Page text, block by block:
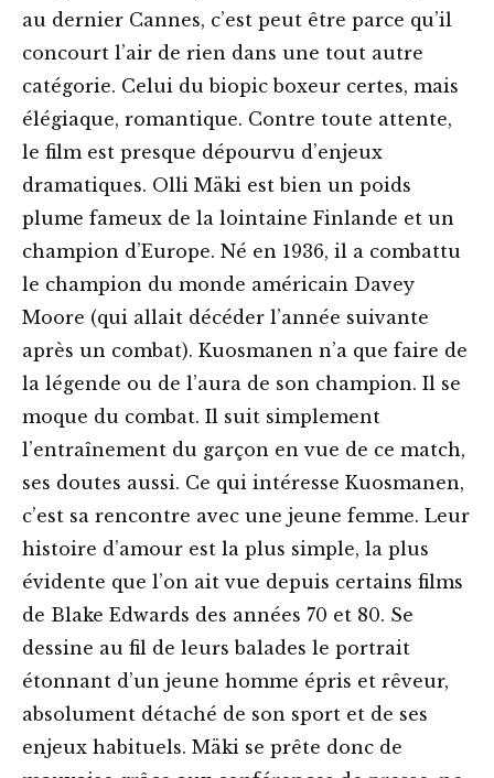
au dernier Cannes, c’est peut être parce qu’il
concourt l’air de rien dans une tout autre
catégorie. Celui du biopic boxeur certes, mais
élégiaque, romantique. Contre toute attente,
le film est presque dépourvu d’enjeux
dramatiques. Olli Mäki est bien un poids
plume fameux de la lointaine Finlande et un
champion d’Europe. Né en 1936, il a combattu
le champion du monde américain Davey
Moore (qui allait décéder l’année suivante
après un combat). Kuosmanen n’a que faire de
la légende ou de l’aura de son champion. Il se
moque du combat. Il suit simplement
l’entraînement du garçon en vue de ce match,
ses doutes aussi. Ce qui intéresse Kuosmanen,
c’est sa rencontre avec une jeune femme. Leur
histoire d’amour est la plus simple, la plus
évidente que l’on ait vue depuis certains films
de Blake Edwards des années 70 et 80. Se
dessine au fil de leurs balades le portrait
étonnant d’un jeune homme épris et rêveur,
absolument détaché de son sport et de ses
enjeux habituels. Mäki se prête donc de